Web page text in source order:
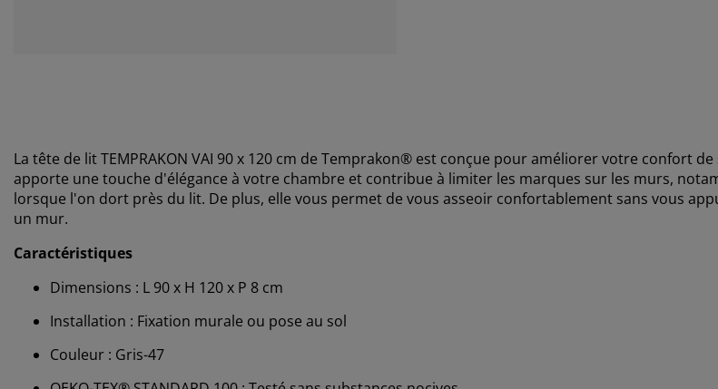
La tête de lit TEMPRAKON VAI 90 x 120 cm de Temprakon® est conçue pour améliorer votre confort de
apporte une touche d'élégance à votre chambre et contribue à limiter les marques sur les murs,
lorsque l'on dort près du lit. De plus, elle vous permet de vous asseoir confortablement sans vous
un mur.
Caractéristiques
Dimensions : L 90 x H 120 x P 8 cm
Installation : Fixation murale ou pose au sol
Couleur : Gris-47